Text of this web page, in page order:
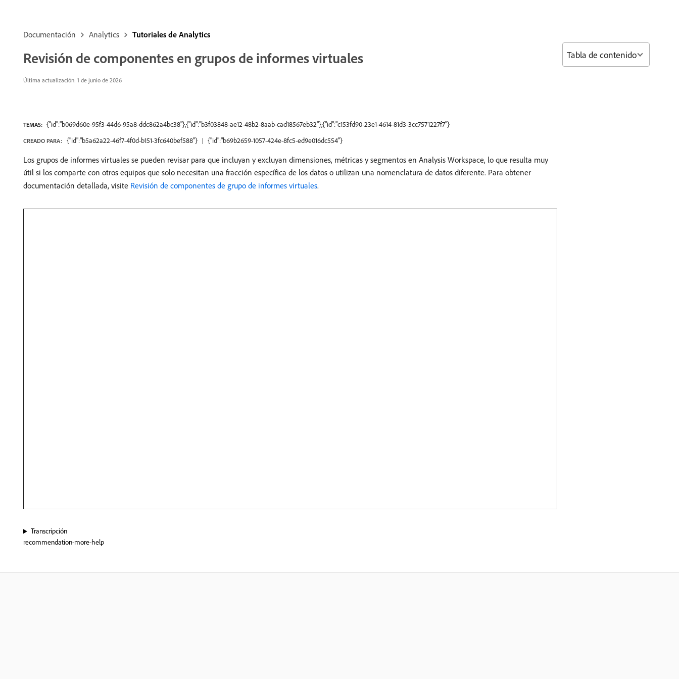
Documentación Analytics Tutoriales de Analytics
Revisión de componentes en grupos de informes virtuales
Última actualización: 1 de junio de 2026
TEMAS: {"id":"b069d60e-95f3-44d6-95a8-ddc862a4bc38"},{"id":"b3f03848-ae12-48b2-8aab-cad18567eb32"},{"id":"c153fd90-23e1-4614-81d3-3cc7571227f7"}
CREADO PARA: {"id":"b5a62a22-46f7-4f0d-b151-3fc640bef588"} {"id":"b69b2659-1057-424e-8fc5-ed9e016dc554"}
Los grupos de informes virtuales se pueden revisar para que incluyan y excluyan dimensiones, métricas y segmentos en Analysis Workspace, lo que resulta muy
útil si los comparte con otros equipos que solo necesitan una fracción específica de los datos o utilizan una nomenclatura de datos diferente. Para obtener
documentación detallada, visite Revisión de componentes de grupo de informes virtuales.
Transcripción
recommendation-more-help
Tabla de contenido